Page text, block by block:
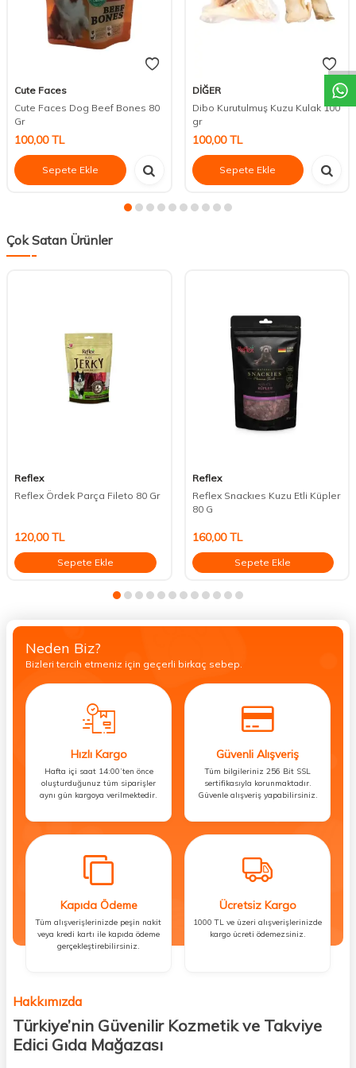
DESTEK
Cute Faces
Cute Faces Dog Beef Bones 80
Gr
100,00TL
Sepete Ekle
DİĞER
Dibo Kurutulmuş Kuzu Kulak 100
gr
100,00TL
Sepete Ekle
Çok Satan Ürünler
Reflex
Reflex Ördek Parça Fileto 80 Gr
120,00TL
Sepete Ekle
Reflex
Reflex Snackıes Kuzu Etli Küpler
80 G
160,00TL
Sepete Ekle
Neden Biz?
Bizleri tercih etmeniz için geçerli birkaç sebep.
Hızlı Kargo
Hafta içi saat 14:00’ten önce
oluşturduğunuz tüm siparişler
aynı gün kargoya verilmektedir.
Güvenli Alışveriş
Tüm bilgileriniz 256 Bit SSL
sertifikasıyla korunmaktadır.
Güvenle alışveriş yapabilirsiniz.
Kapıda Ödeme
Tüm alışverişlerinizde peşin nakit
veya kredi kartı ile kapıda ödeme
gerçekleştirebilirsiniz.
Ücretsiz Kargo
1000 TL ve üzeri alışverişlerinizde
kargo ücreti ödemezsiniz.
Hakkımızda
Türkiye’nin Güvenilir Kozmetik ve Takviye
Edici Gıda Mağazası